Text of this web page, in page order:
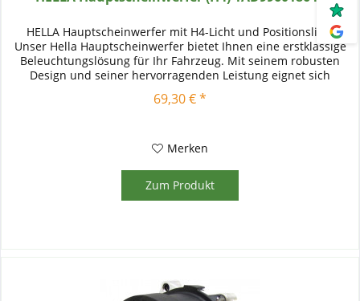
HELLA Hauptscheinwerfer mit H4-Licht und Positionslicht
Unser Hella Hauptscheinwerfer bietet Ihnen eine erstklassige
Beleuchtungslösung für Ihr Fahrzeug. Mit seinem robusten
Design und seiner hervorragenden Leistung eignet sich
69,30 € *
Merken
Zum Produkt